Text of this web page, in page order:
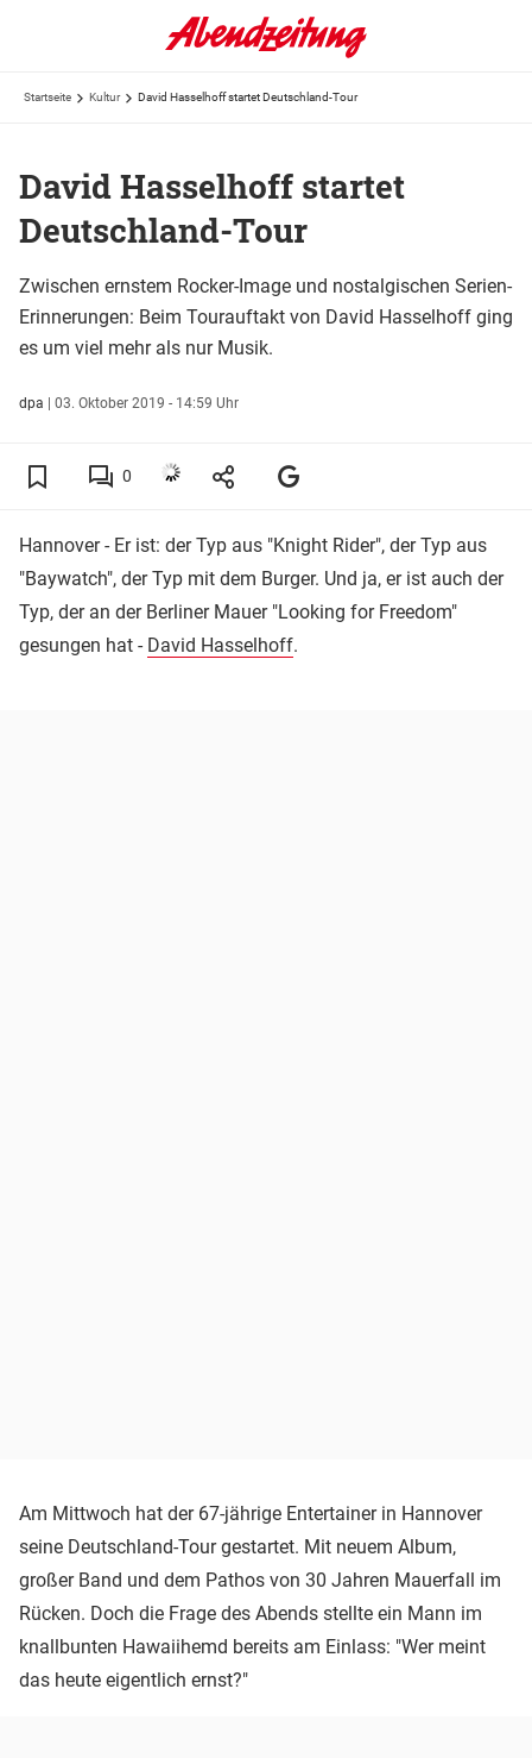
Startseite Kultur David Hasselhoff startet Deutschland-Tour
David Hasselhoff startet
Deutschland-Tour
Zwischen ernstem Rocker-Image und nostalgischen Serien-
Erinnerungen: Beim Tourauftakt von David Hasselhoff ging
es um viel mehr als nur Musik.
dpa | 03. Oktober 2019 - 14:59 Uhr
0
Hannover - Er ist: der Typ aus "Knight Rider", der Typ aus
"Baywatch", der Typ mit dem Burger. Und ja, er ist auch der
Typ, der an der Berliner Mauer "Looking for Freedom"
gesungen hat - David Hasselhoff.
Am Mittwoch hat der 67-jährige Entertainer in Hannover
seine Deutschland-Tour gestartet. Mit neuem Album,
großer Band und dem Pathos von 30 Jahren Mauerfall im
Rücken. Doch die Frage des Abends stellte ein Mann im
knallbunten Hawaiihemd bereits am Einlass: "Wer meint
das heute eigentlich ernst?"